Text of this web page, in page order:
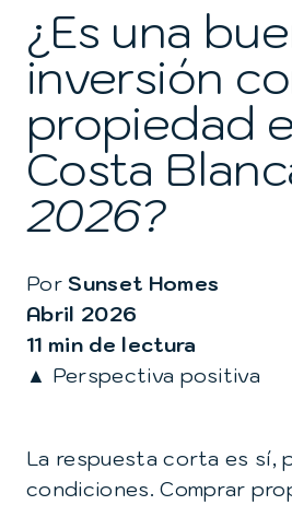
¿Es una
inversión
propiedad
Costa
2026?
Por Sunset Homes
Abril 2026
11 min de lectura
▲ Perspectiva positiva
La respuesta corta es sí,
condiciones. Comprar